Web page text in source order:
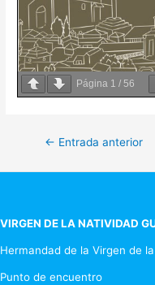
Página 1 /56
Navegación
de
← Entrada anterior
VIRGEN DE LA NATIVIDAD
Hermandad de la Virgen de
Punto de encuentro